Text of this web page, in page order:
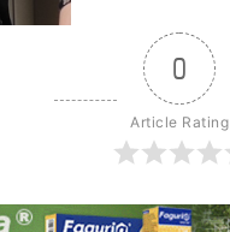
0
Article Rating